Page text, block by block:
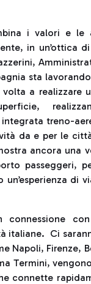
i valori e le
in un’ottica
sta
a realizzare
integrata treno-
da e per le
ancora una
passeggeri,
di
italiane. Ci
Napoli, Firenze,
Termini,
connette